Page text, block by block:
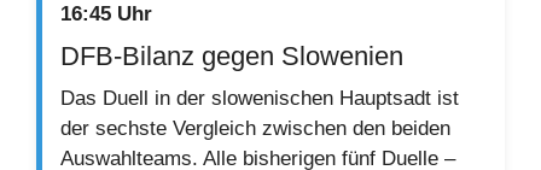
16:45 Uhr
DFB-Bilanz gegen Slowenien
Das Duell in der slowenischen Hauptsadt ist
der sechste Vergleich zwischen den beiden
Auswahlteams. Alle bisherigen fünf Duelle –